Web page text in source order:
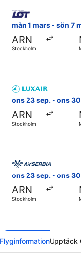
mån 1 mars - sön 7
ARN
Stockholm
ons 23 sep. - ons
ARN
Stockholm
Välj flyg med
ons 23 sep. - ons
ARN
Stockholm
Välj flyg med Air
FlyginformationUpptäck